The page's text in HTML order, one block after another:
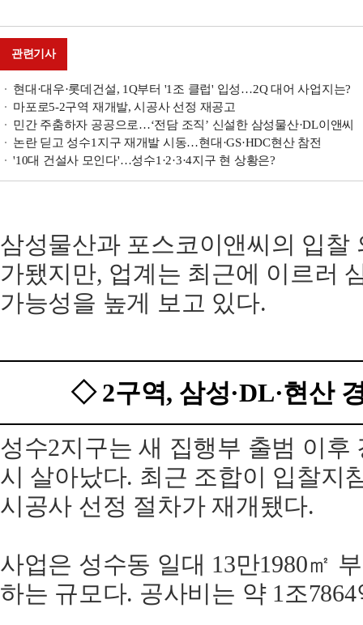
관련기사
현대·대우·롯데건설, 1Q부터 '1조 클럽' 입성…2Q 대어 사업지는?
마포로5-2구역 재개발, 시공사 선정 재공고
민간 주춤하자 공공으로…‘전담 조직’ 신설한 삼성물산·DL이앤씨
논란 딛고 성수1지구 재개발 시동…현대·GS·HDC현산 참전
'10대 건설사 모인다'…성수1·2·3·4지구 현 상황은?
삼성물산과 포스코이앤씨의 입찰
가됐지만, 업계는 최근에 이르러
가능성을 높게 보고 있다.
◇ 2구역, 삼성·DL·현산
성수2지구는 새 집행부 출범 이후
시 살아났다. 최근 조합이 입찰지
시공사 선정 절차가 재개됐다.
사업은 성수동 일대 13만1980㎡
하는 규모다. 공사비는 약 1조